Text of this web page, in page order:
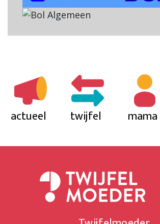
actueel twijfel mama